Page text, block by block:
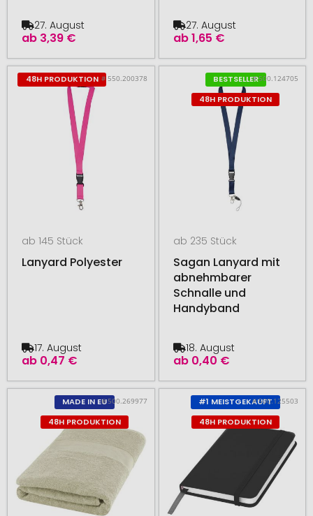
ab 3,39 €
27. August
ab1,65 €
27. August
48H PRODUKTION # 550.200378
ab 145 Stück
Lanyard Polyester
ab 0,47 €
17. August
BESTSELLER
48H PRODUKTION
# 500.124705
ab 235 Stück
Sagan Lanyard mit
abnehmbarer
Schnalle und
Handyband
ab 0,40 €
18. August
MADE IN EU
48H PRODUKTION
# 500.269977
#1 MEISTGEKAUFT
48H PRODUKTION
# 500.125503